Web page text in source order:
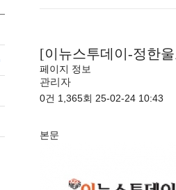
[이뉴스투데이-정한
페이지 정보
관리자
0건 1,365회 25-02-24 10:43
본문